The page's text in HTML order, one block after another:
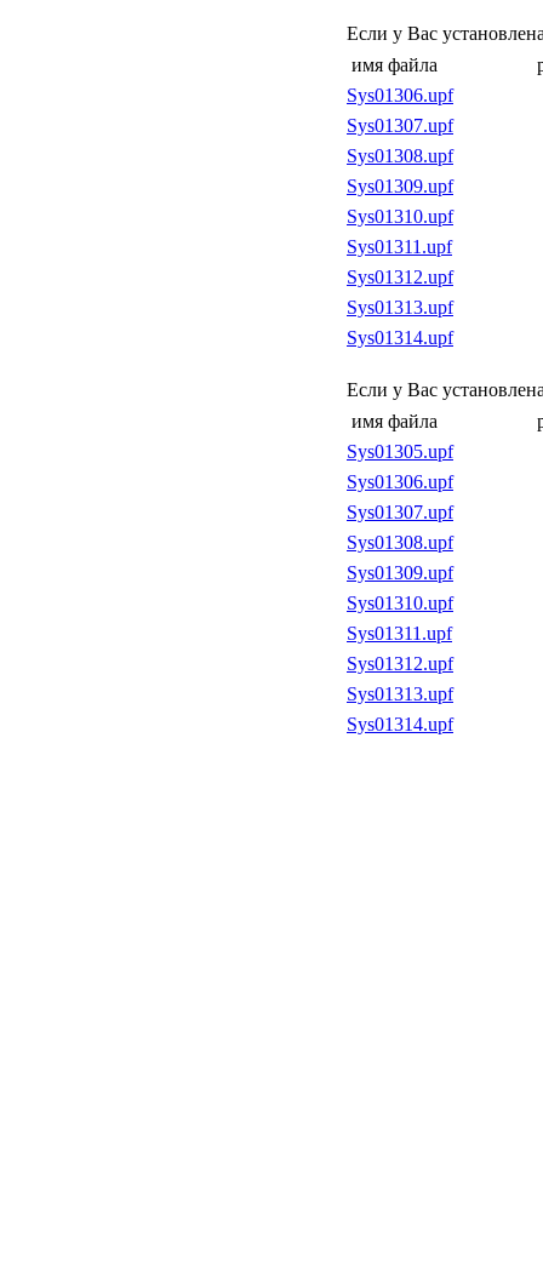
Если у Вас
имя файла
Sys01306.upf
Sys01307.upf
Sys01308.upf
Sys01309.upf
Sys01310.upf
Sys01311.upf
Sys01312.upf
Sys01313.upf
Sys01314.upf
Если у Вас
имя файла
Sys01305.upf
Sys01306.upf
Sys01307.upf
Sys01308.upf
Sys01309.upf
Sys01310.upf
Sys01311.upf
Sys01312.upf
Sys01313.upf
Sys01314.upf